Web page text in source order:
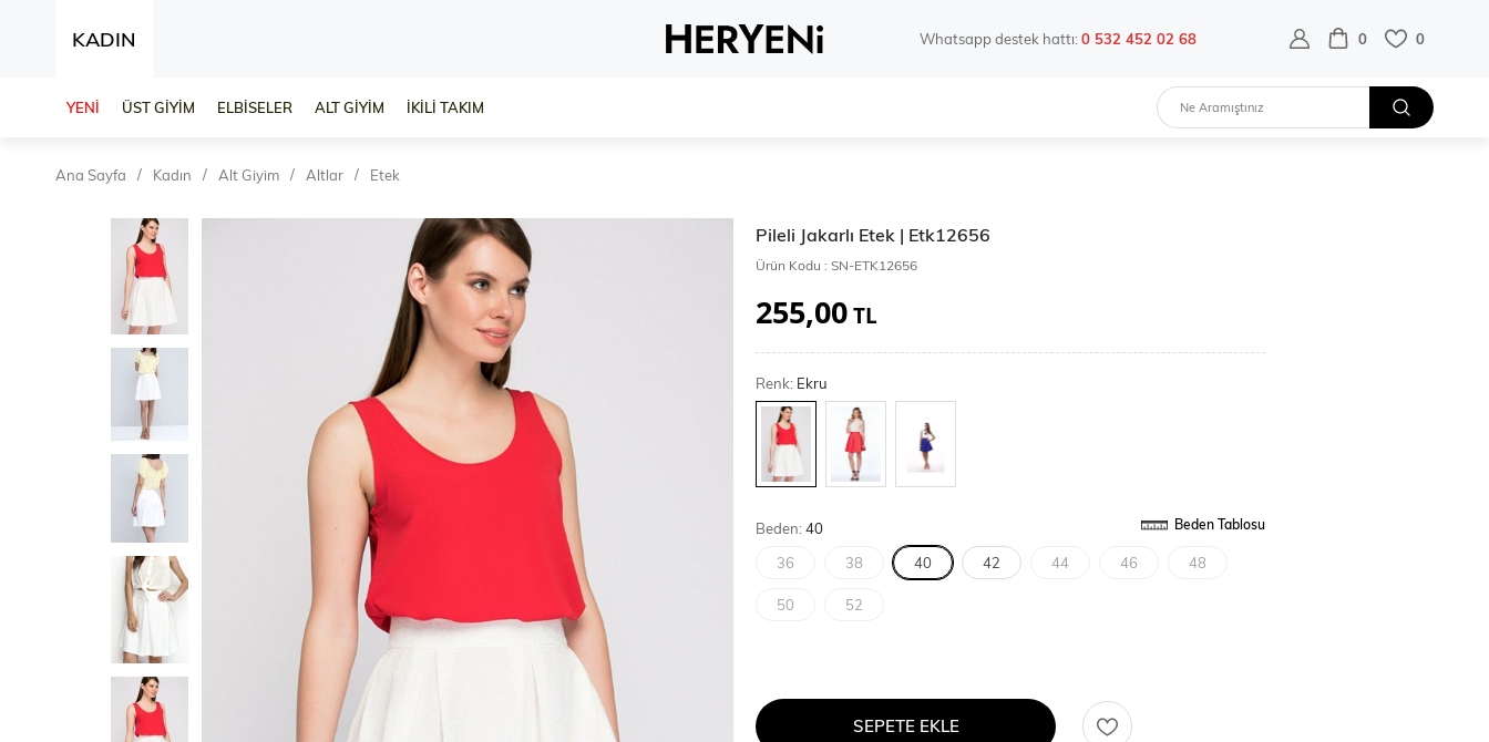
KADIN Whatsapp destek hattı:0 532 452 02 68 0 0
YENİ ÜST GİYİM ELBİSELER ALT GİYİM İKİLİ TAKIM
Ana Sayfa Kadın Alt Giyim Altlar Etek
Pileli Jakarlı Etek | Etk12656
Ürün Kodu : SN-ETK12656
255,00TL
Renk: Ekru
Beden:40 Beden Tablosu
36 38 40 42 44 46 48
50 52
SEPETE EKLE